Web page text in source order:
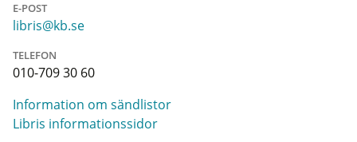
E-POST
libris@kb.se
TELEFON
010-709 30 60
Information om sändlistor
Libris informationssidor